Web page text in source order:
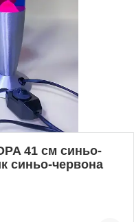
41 см синьо-
синьо-червона